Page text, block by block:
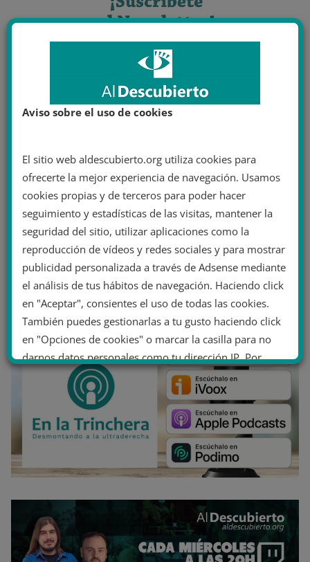
Aviso sobre el uso de cookies
El sitio web aldescubierto.org utiliza cookies para
ofrecerte la mejor experiencia de navegación. Usamos
cookies propias y de terceros para poder hacer
seguimiento y estadísticas de las visitas, mantener la
seguridad del sitio, utilizar aplicaciones como la
reproducción de vídeos y redes sociales y para mostrar
publicidad personalizada a través de Adsense mediante
el análisis de tus hábitos de navegación. Haciendo click
en "Aceptar", consientes el uso de todas las cookies.
También puedes gestionarlas a tu gusto haciendo click
en "Opciones de cookies" o marcar la casilla para no
darnos datos personales como tu dirección IP. Por
último, puedes leer nuestra Política de cookies.
No dar mi información personal
Aceptar cookies